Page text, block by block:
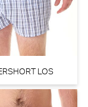
LOS